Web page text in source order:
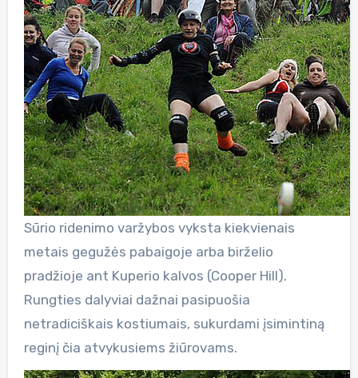
Sūrio ridenimo varžybos vyksta kiekvienais
metais gegužės pabaigoje arba birželio
pradžioje ant Kuperio kalvos (Cooper Hill).
Rungties dalyviai dažnai pasipuošia
netradiciškais kostiumais, sukurdami įsimintiną
reginį čia atvykusiems žiūrovams.